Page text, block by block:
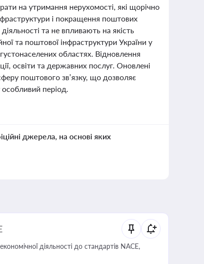
на утримання нерухомості, які щорічно
і покращення поштових
та не впливають на якість
та поштової інфраструктури України у
областях. Відновлення
освіти та державних послуг. Оновлені
поштового зв’язку, що дозволяє
період.
джерела, на основі яких
діяльності до стандартів NACE,